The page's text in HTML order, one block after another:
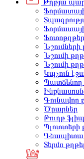
Թղթյա
Ֆոտոթղթեր
Նշումների
Նշումի
Նշումի
Կպչուն
Պատճենող
Գունավոր
Ծրարներ
Թուղթ
Պլոտտերի
Տերմո